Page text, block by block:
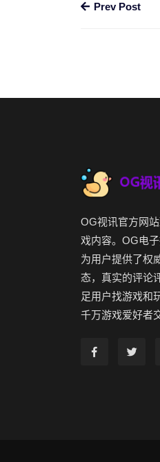
Prev Post
OG视讯官方网
戏内容。OG电
为用户提供了权
态，真实的评论
足用户找游戏和
千万游戏爱好者